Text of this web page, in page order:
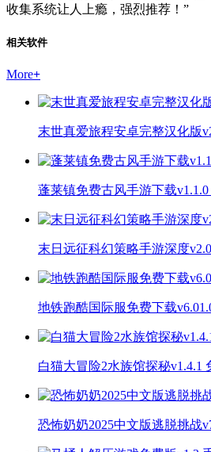
收集系统让人上瘾，强烈推荐！”
相关软件
More+
末世真爱旅程安卓完整汉化版
蓬莱镇免费古风手游下载
末日远征科幻策略手游深度
地铁跑酷国际服免费下载
白猫大冒险2水族馆探秘v1.4.1
恐怖奶奶2025中文版逃脱挑战